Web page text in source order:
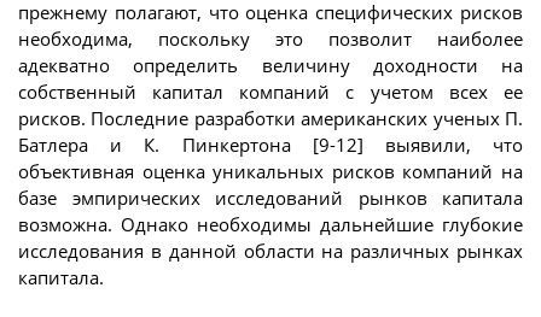
прежнему полагают, что оценка специфических рисков
необходима, поскольку это позволит наиболее
адекватно определить величину доходности на
собственный капитал компаний с учетом всех ее
рисков. Последние разработки американских ученых П.
Батлера и К. Пинкертона [9-12] выявили, что
объективная оценка уникальных рисков компаний на
базе эмпирических исследований рынков капитала
возможна. Однако необходимы дальнейшие глубокие
исследования в данной области на различных рынках
капитала.